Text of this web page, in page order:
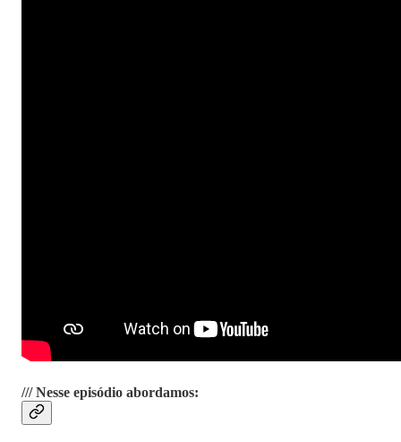
/// Nesse episódio abordamos: